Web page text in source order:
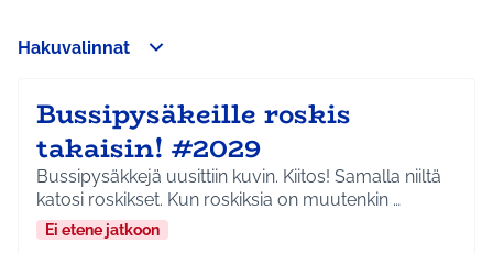
Hakuvalinnat
Bussipysäkeille roskis
takaisin! #2029
Bussipysäkkejä uusittiin kuvin. Kiitos! Samalla niiltä
katosi roskikset. Kun roskiksia on muutenkin …
Ei etene jatkoon